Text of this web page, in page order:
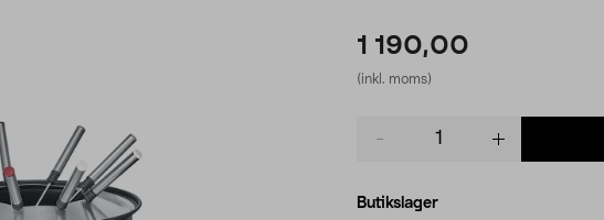
1 190,00
(inkl. moms)
Butikslager